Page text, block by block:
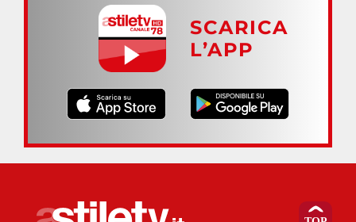
SCARICA
L’APP